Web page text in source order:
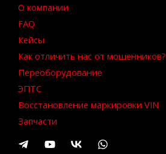
О компании
FAQ
Кейсы
Как отличить нас от мошенников?
Переоборудование
ЭПТС
Восстановление маркировки VIN
Запчасти